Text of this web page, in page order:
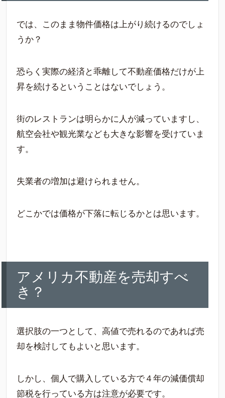
では、このまま物件価格は上がり続けるのでしょ
うか？
恐らく実際の経済と乖離して不動産価格だけが上
昇を続けるということはないでしょう。
街のレストランは明らかに人が減っていますし、
航空会社や観光業なども大きな影響を受けていま
す。
失業者の増加は避けられません。
どこかでは価格が下落に転じるかとは思います。
アメリカ不動産を売却すべ
き？
選択肢の一つとして、高値で売れるのであれば売
却を検討してもよいと思います。
しかし、個人で購入している方で４年の減価償却
節税を行っている方は注意が必要です。